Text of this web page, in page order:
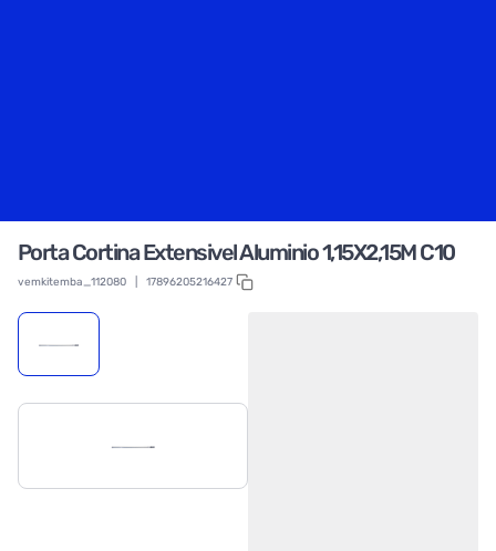
Porta Cortina Extensivel Aluminio 1,15X2,15M C10
vemkitemba_112080 17896205216427